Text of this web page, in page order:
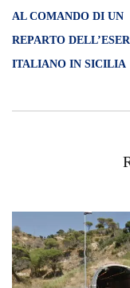
AL COMANDO DI UN
REPARTO
ITALIANO IN SICILIA